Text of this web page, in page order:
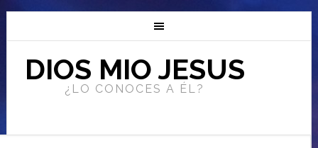
DIOS MIO JESUS
¿LO CONOCES A ÉL?